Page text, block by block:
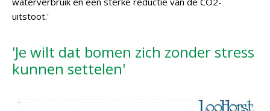
uitstoot.'
'Je wilt dat bomen zich zonder stress
kunnen settelen'